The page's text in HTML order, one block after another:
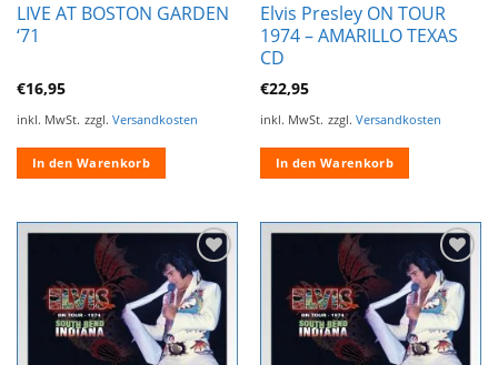
LIVE AT BOSTON GARDEN
‘71
€16,95
inkl. MwSt. zzgl. Versandkosten
In den Warenkorb
Elvis Presley ON TOUR
1974 – AMARILLO TEXAS
CD
€22,95
inkl. MwSt. zzgl. Versandkosten
In den Warenkorb
Zur
Wunschliste
hinzufügen
Zur
Wunschliste
hinzufügen